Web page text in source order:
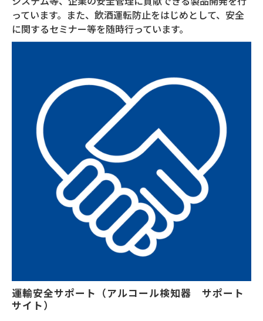
っています。また、飲酒運転防止をはじめとして、安全
に関するセミナー等を随時行っています。
運輸安全サポート（アルコール検知器　サポート
サイト）